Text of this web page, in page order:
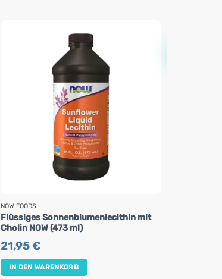
NOW FOODS
Flüssiges Sonnenblumenlecithin mit
Cholin NOW (473 ml)
21,95€
IN DEN WARENKORB